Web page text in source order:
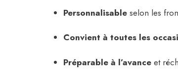
Personnalisable selon les
Convient à toutes les
Préparable à l’avance et